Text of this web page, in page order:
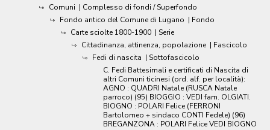
Comuni | Complesso di fondi / Superfondo
Fondo antico del Comune di Lugano | Fondo
Carte sciolte 1800-1900 | Serie
Cittadinanza, attinenza, popolazione | Fascicolo
Fedi di nascita | Sottofascicolo
C. Fedi Battesimali e certificati di Nascita di
altri Comuni ticinesi (ord. alf. per località):
AGNO : QUADRI Natale (RUSCA Natale
parroco) (95) BIOGGIO : VEDI fam. OLGIATI.
BIOGNO : POLARI Felice (FERRONI
Bartolomeo + sindaco CONTI Fedele) (96)
BREGANZONA : POLARI Felice VEDI BIOGNO